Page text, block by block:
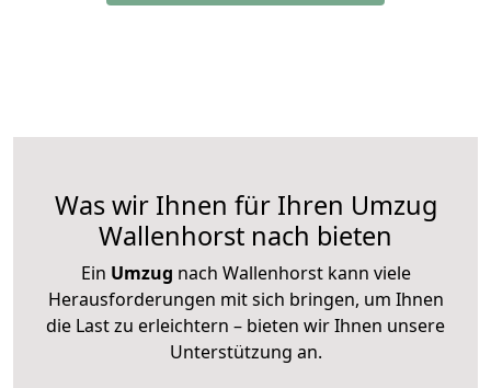
Was wir Ihnen für Ihren Umzug
Wallenhorst nach bieten
Ein Umzug nach Wallenhorst kann viele
Herausforderungen mit sich bringen, um Ihnen
die Last zu erleichtern – bieten wir Ihnen unsere
Unterstützung an.